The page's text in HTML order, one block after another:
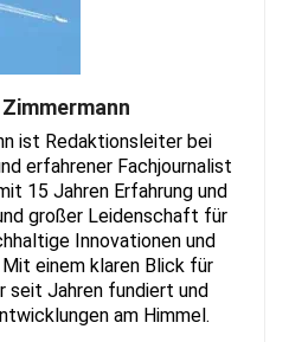
ist Redaktionsleiter bei
erfahrener Fachjournalist
15 Jahren Erfahrung und
großer Leidenschaft für
Innovationen und
einem klaren Blick für
seit Jahren fundiert und
am Himmel.